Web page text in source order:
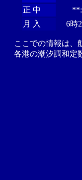
正 中
月 入
6時
ここでの情報は、
各港の潮汐調和定